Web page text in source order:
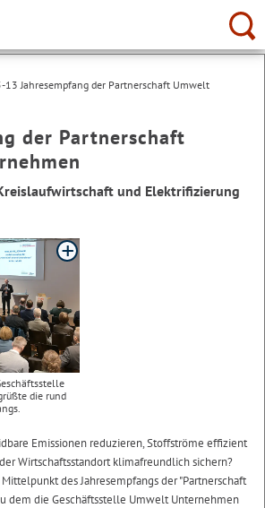
Jahresempfang der Partnerschaft Umwelt
der Partnerschaft
und Elektrifizierung
die rund
Emissionen reduzieren, Stoffströme effizient
Wirtschaftsstandort klimafreundlich sichern?
des Jahresempfangs der "Partnerschaft
dem die Geschäftsstelle Umwelt Unternehmen